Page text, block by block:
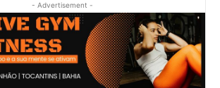
- Advertisement -